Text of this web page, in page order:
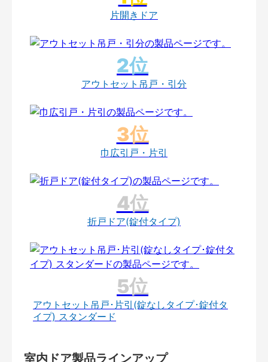
片開きドア
アウトセット吊戸・引分
巾広引戸・片引
折戸ドア(錠付タイプ)
アウトセット吊戸･片引(錠なしタイプ･錠付タ
イプ) スタンダード
室内ドア製品ラインアップ